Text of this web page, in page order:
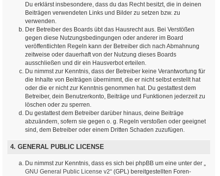
Du erklärst insbesondere, dass du das Recht besitzt, die in deinen
Beiträgen verwendeten Links und Bilder zu setzen bzw. zu
verwenden.
Der Betreiber des Boards übt das Hausrecht aus. Bei Verstößen
gegen diese Nutzungsbedingungen oder anderer im Board
veröffentlichten Regeln kann der Betreiber dich nach Abmahnung
zeitweise oder dauerhaft von der Nutzung dieses Boards
ausschließen und dir ein Hausverbot erteilen.
Du nimmst zur Kenntnis, dass der Betreiber keine Verantwortung für
die Inhalte von Beiträgen übernimmt, die er nicht selbst erstellt hat
oder die er nicht zur Kenntnis genommen hat. Du gestattest dem
Betreiber, dein Benutzerkonto, Beiträge und Funktionen jederzeit zu
löschen oder zu sperren.
Du gestattest dem Betreiber darüber hinaus, deine Beiträge
abzuändern, sofern sie gegen o. g. Regeln verstoßen oder geeignet
sind, dem Betreiber oder einem Dritten Schaden zuzufügen.
4. GENERAL PUBLIC LICENSE
Du nimmst zur Kenntnis, dass es sich bei phpBB um eine unter der „
GNU General Public License v2“ (GPL) bereitgestellten Foren-